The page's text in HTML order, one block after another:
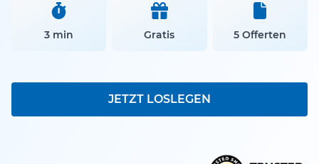
3 min Gratis 5 Offerten
JETZT LOSLEGEN